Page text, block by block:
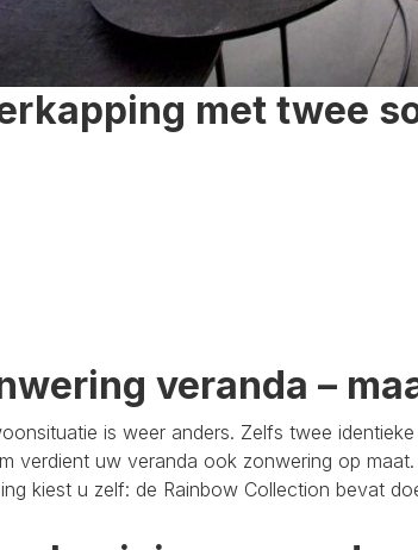
met twee
veranda –
is weer anders. Zelfs twee
verdient uw veranda ook zonwering op
kiest u zelf: de Rainbow Collection bevat